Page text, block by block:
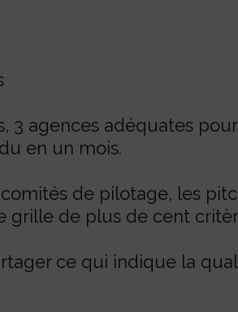
3 agences adéquates
en un mois.
de pilotage, les
grille de plus de cent
ce qui indique la